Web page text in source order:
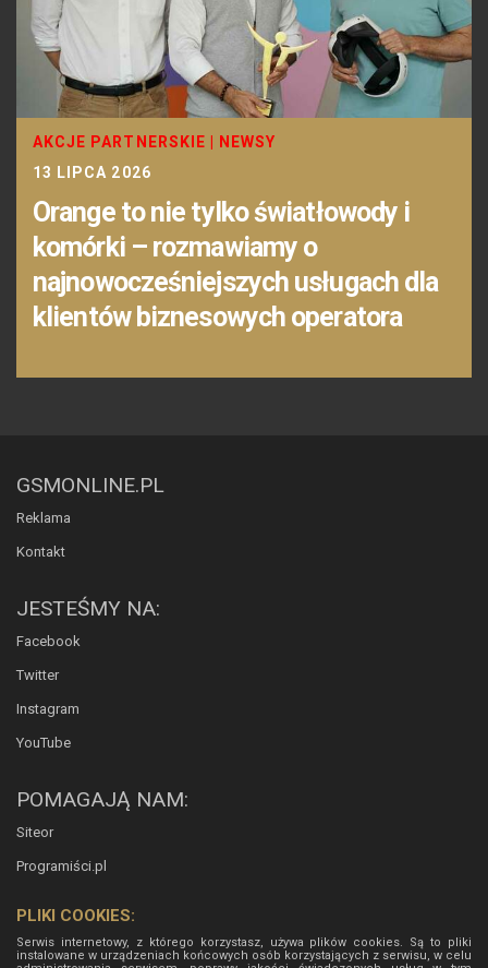
AKCJE PARTNERSKIE
NEWSY
13 LIPCA 2026
Orange to nie tylko światłowody i
komórki – rozmawiamy o
najnowocześniejszych usługach dla
klientów biznesowych operatora
GSMONLINE.PL
Reklama
Kontakt
JESTEŚMY NA:
Facebook
Twitter
Instagram
YouTube
POMAGAJĄ NAM:
Siteor
Programiści.pl
PLIKI COOKIES:
Serwis internetowy, z którego korzystasz, używa plików cookies. Są to pliki
instalowane w urządzeniach końcowych osób korzystających z serwisu, w celu